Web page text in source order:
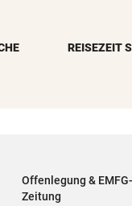
REISEZEIT
Offenlegung &
Zeitung